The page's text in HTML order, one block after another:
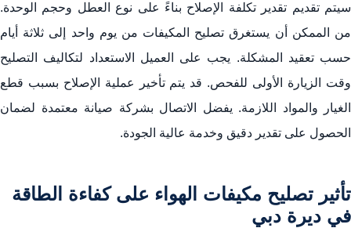
سيتم تقديم تقدير تكلفة الإصلاح بناءً على نوع العطل وحجم الوحدة.
من الممكن أن يستغرق تصليح المكيفات من يوم واحد إلى ثلاثة أيام
حسب تعقيد المشكلة. يجب على العميل الاستعداد لتكاليف التصليح
وقت الزيارة الأولى للفحص. قد يتم تأخير عملية الإصلاح بسبب قطع
الغيار والمواد اللازمة. يفضل الاتصال بشركة صيانة معتمدة لضمان
الحصول على تقدير دقيق وخدمة عالية الجودة.
تأثير تصليح مكيفات الهواء على كفاءة الطاقة
في ديرة دبي